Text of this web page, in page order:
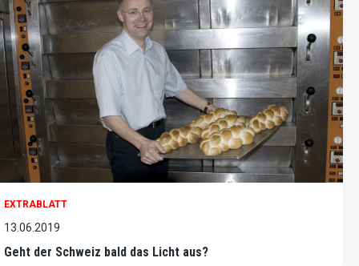
EXTRABLATT
13.06.2019
Geht der Schweiz bald das Licht aus?